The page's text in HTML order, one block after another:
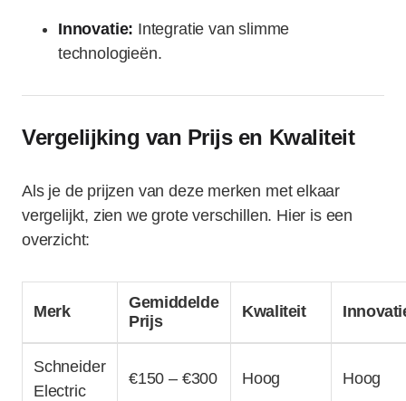
Innovatie: Integratie van slimme
technologieën.
Vergelijking van Prijs en Kwaliteit
Als je de prijzen van deze merken met elkaar
vergelijkt, zien we grote verschillen. Hier is een
overzicht:
Merk
Gemiddelde
Prijs
Kwaliteit
Schneider
Electric
€150 – €300 Hoog Hoog